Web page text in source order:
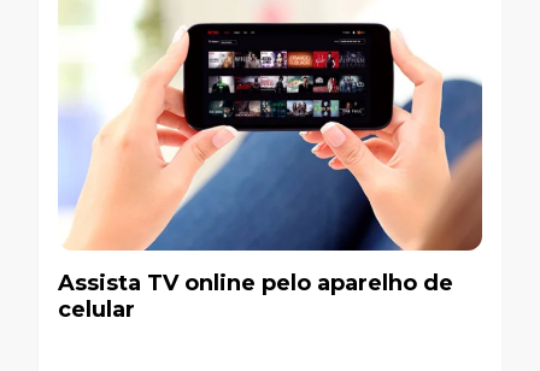
Assista TV online pelo aparelho de
celular